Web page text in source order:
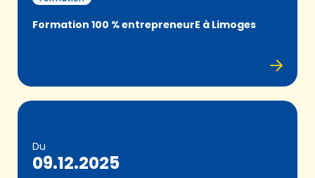
Formation 100 % entrepreneurE à Limoges
Du
09.12.2025